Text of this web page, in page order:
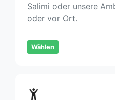
Salimi oder unsere
oder vor Ort.
Wählen